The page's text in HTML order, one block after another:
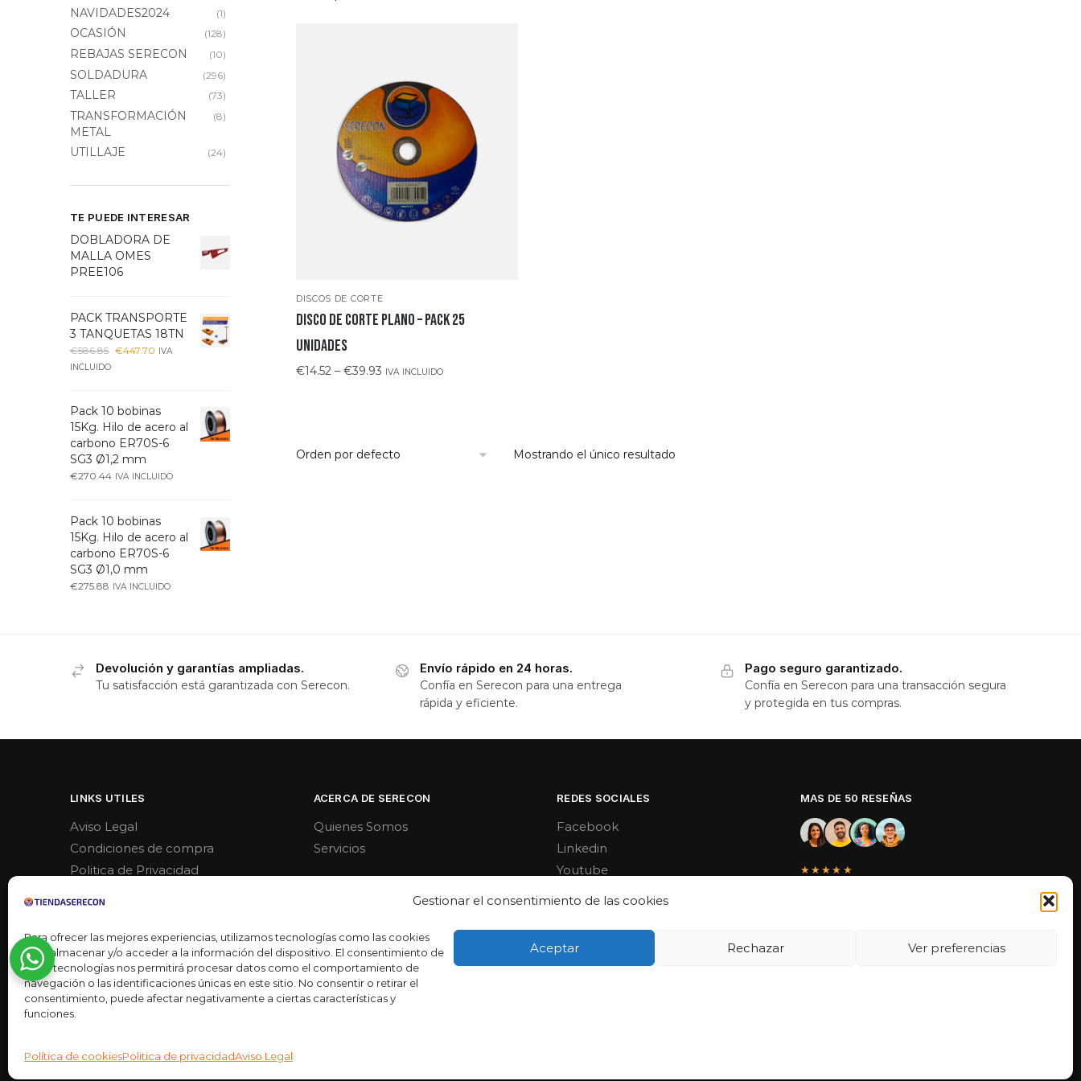
Gestionar el consentimiento de las cookies
Para ofrecer las mejores experiencias, utilizamos tecnologías como las cookies
para almacenar y/o acceder a la información del dispositivo. El consentimiento de
estas tecnologías nos permitirá procesar datos como el comportamiento de
navegación o las identificaciones únicas en este sitio. No consentir o retirar el
consentimiento, puede afectar negativamente a ciertas características y
funciones.
Aceptar Rechazar Ver preferencias
Política de cookiesPolitica de privacidadAviso Legal
DISCOS DE CORTE
DISCO DE CORTE PLANO – PACK 25
UNIDADES
€14.52– €39.93 IVA INCLUIDO
Mostrando el único resultado
NAVIDADES2024 (1)
OCASIÓN (128)
REBAJAS SERECON (10)
SOLDADURA (296)
TALLER (73)
TRANSFORMACIÓN
METAL
(8)
UTILLAJE (24)
TE PUEDE INTERESAR
DOBLADORA DE
MALLA OMES
PREE106
PACK TRANSPORTE
3 TANQUETAS 18TN
€586.85 €447.70 IVA
INCLUIDO
Pack 10 bobinas
15Kg. Hilo de acero al
carbono ER70S-6
SG3 Ø1,2 mm
€270.44 IVA INCLUIDO
Pack 10 bobinas
15Kg. Hilo de acero al
carbono ER70S-6
SG3 Ø1,0 mm
€275.88 IVA INCLUIDO
Devolución y garantías ampliadas.
Tu satisfacción está garantizada con Serecon.
Envío rápido en 24 horas.
Confía en Serecon para una entrega
rápida y eficiente.
Pago seguro garantizado.
Confía en Serecon para una transacción segura
y protegida en tus compras.
LINKS UTILES
Aviso Legal
Condiciones de compra
Politica de Privacidad
ACERCA DE SERECON
Quienes Somos
Servicios
REDES SOCIALES
Facebook
Linkedin
Youtube
MAS DE 50 RESEÑAS
★★★★★
entrega en un día. ¡Estoy muy
satisfecha con la atención al cliente y
Ready Marketing 2023 ©